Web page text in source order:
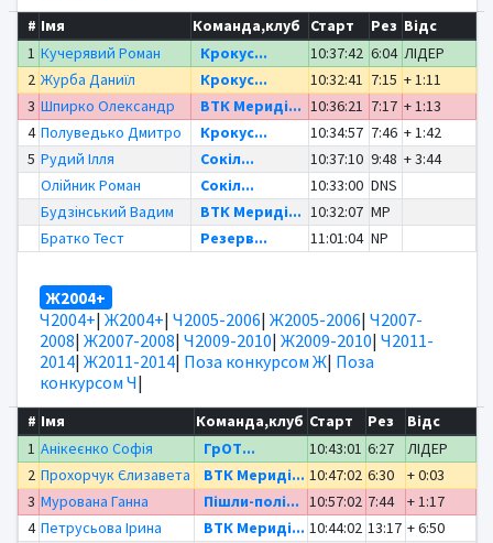
# Імя Команда,клуб Старт Рез Відс
1 Кучерявий Роман Крокус... 10:37:42 6:04 ЛІДЕР
2 Журба Даниїл Крокус... 10:32:41 7:15 + 1:11
3 Шпирко Олександр ВТК Мериді... 10:36:21 7:17 + 1:13
4 Полуведько Дмитро Крокус... 10:34:57 7:46 + 1:42
5 Рудий Ілля Сокіл... 10:37:10 9:48 + 3:44
Олійник Роман
Сокіл... 10:33:00 DNS
Будзінський Вадим
ВТК Мериді... 10:32:07 MP
Братко Тест
Резерв... 11:01:04 NP
Ж2004+
Ч2004+| Ж2004+| Ч2005-2006| Ж2005-2006| Ч2007-
2008| Ж2007-2008| Ч2009-2010| Ж2009-2010| Ч2011-
2014| Ж2011-2014| Поза конкурсом Ж| Поза
конкурсом Ч|
# Імя Команда,клуб Старт Рез
Відс
1 Анікеєнко Софія ГрОТ... 10:43:01 6:27
ЛІДЕР
2 Прохорчук Єлизавета ВТК Мериді... 10:47:02 6:30
+ 0:03
3 Мурована Ганна Пішли-полі... 10:57:02 7:44
+ 1:17
4 Петрусьова Ірина ВТК Мериді... 10:44:02 13:17 + 6:50